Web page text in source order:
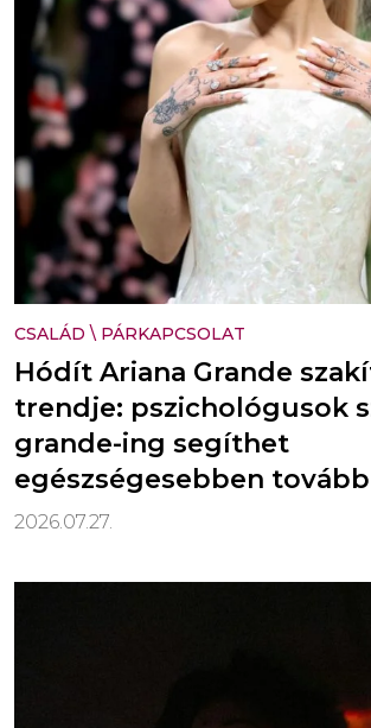
CSALÁD \ PÁRKAPCSOLAT
Hódít Ariana Grande
trendje: pszichológusok
grande-ing segíthet
egészségesebben
2026.07.27.